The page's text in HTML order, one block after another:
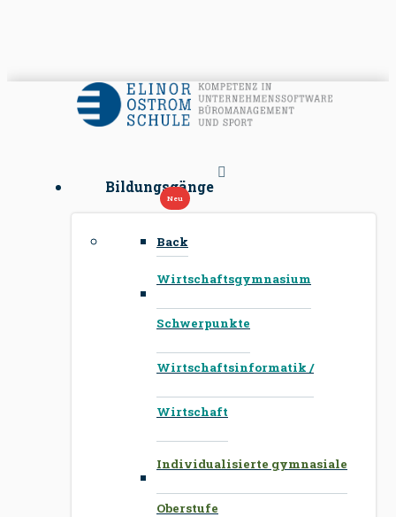
Bildungsgänge
Back
Wirtschaftsgymnasium
Schwerpunkte
Wirtschaftsinformatik /
Wirtschaft
Individualisierte gymnasiale
Oberstufe